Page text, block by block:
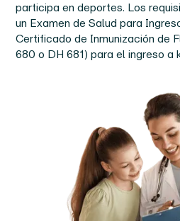
participa en deportes. Los
un Examen de Salud para
Certificado de Inmunización de
680 o DH 681) para el ingreso a